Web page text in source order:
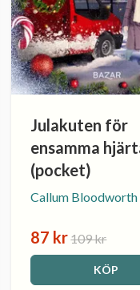
Julakuten för
ensamma
(pocket)
Callum Bloodworth
87 kr109 kr
KÖP